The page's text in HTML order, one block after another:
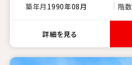
築年月 1990年08月 階数
詳細を見る